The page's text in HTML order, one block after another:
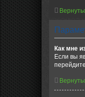
Как мне
Если вы